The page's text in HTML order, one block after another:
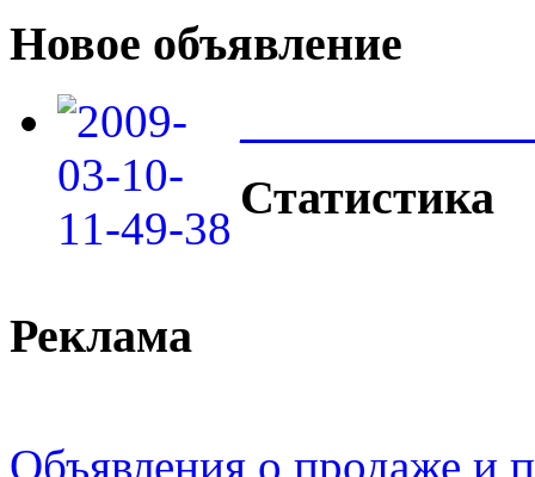
Новое объявление
Статистика
Реклама
Объявления о продаже и